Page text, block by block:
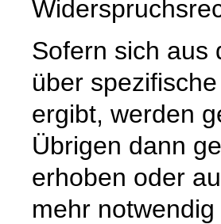
Sofern sich aus
über
ergibt, werden
Übrigen dann
erhoben oder
mehr notwendig